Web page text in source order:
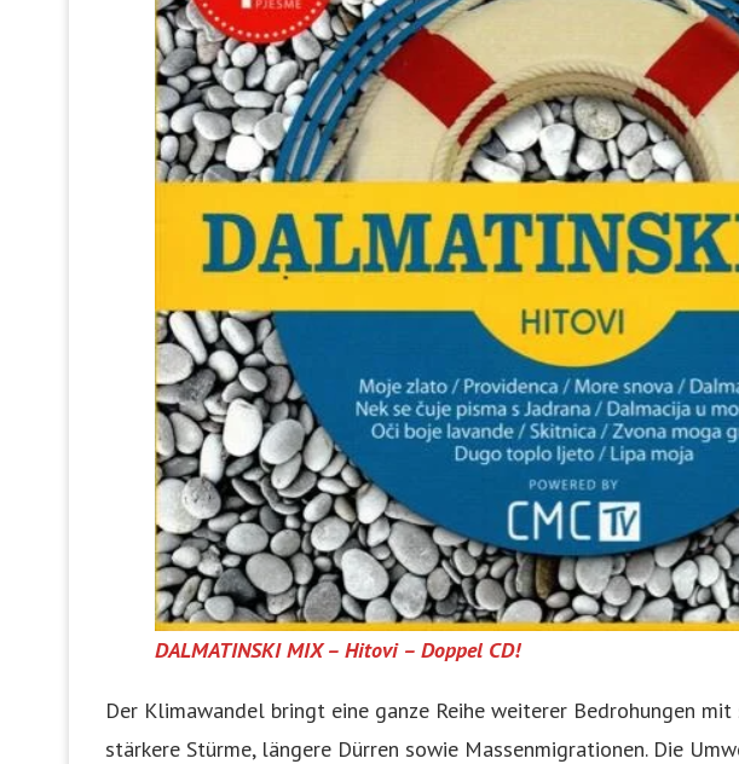
DALMATINSKI MIX – Hitovi – Doppel CD!
Der Klimawandel bringt eine ganze Reihe weiterer Bedrohungen mit
stärkere Stürme, längere Dürren sowie Massenmigrationen. Die